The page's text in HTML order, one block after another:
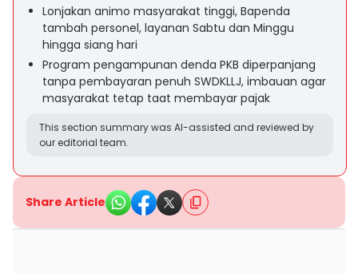
Lonjakan animo masyarakat tinggi, Bapenda
tambah personel, layanan Sabtu dan Minggu
hingga siang hari
Program pengampunan denda PKB diperpanjang
tanpa pembayaran penuh SWDKLLJ, imbauan agar
masyarakat tetap taat membayar pajak
This section summary was AI-assisted and reviewed by
our editorial team.
Share Article